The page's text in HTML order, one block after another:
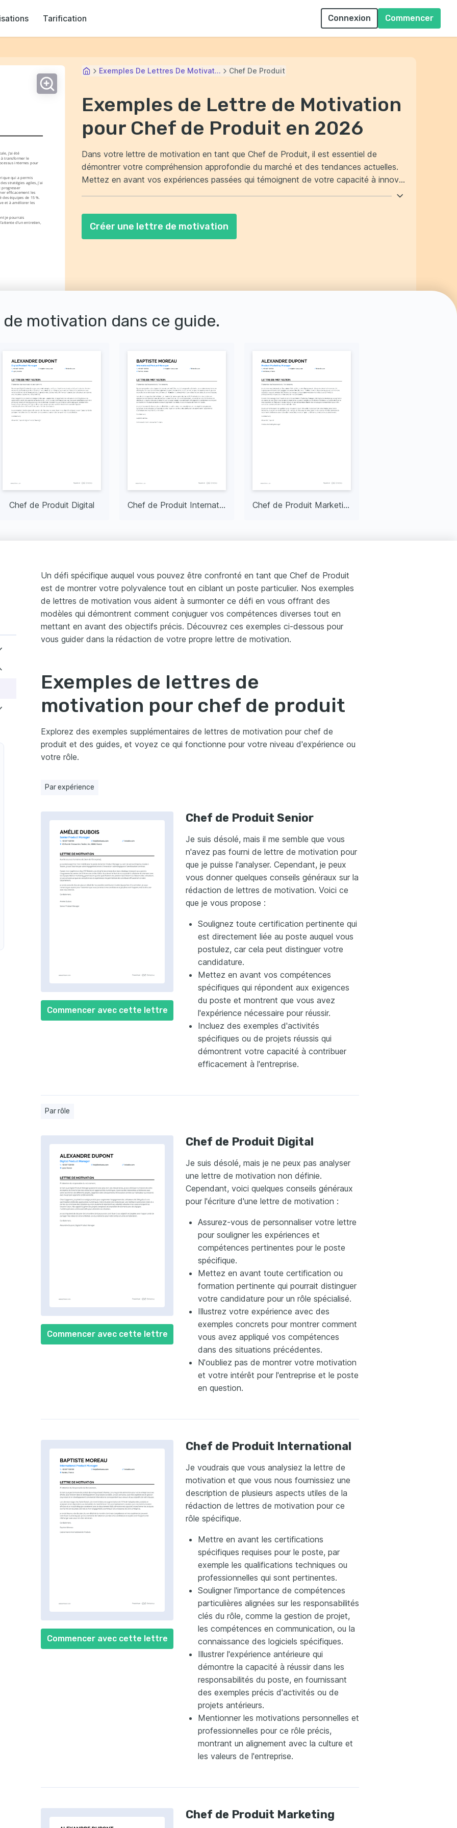
Tarification Connexion Commencer
j’ai été
transformer le
internes pour
qui a permis
stratégies agiles, j'ai
progresser
efficacement les
équipes de 15 %.
et à améliorer les
je pourrais
d'un entretien,
Exemples De Lettres De Motivat... Chef De Produit
Exemples de Lettre de Motivation
pour Chef de Produit en 2026
Dans votre lettre de motivation en tant que Chef de Produit, il est essentiel de
démontrer votre compréhension approfondie du marché et des tendances actuelles.
Mettez en avant vos expériences passées qui témoignent de votre capacité à innover
refléter votre passion pour le rôle et comment vous pouvez apporter une valeur
ajoutée à l'entreprise.
Créer une lettre de motivation
motivation dans ce guide.
Chef de Produit Digital Chef de Produit International Chef de Produit Marketing
Un défi spécifique auquel vous pouvez être confronté en tant que Chef de Produit
est de montrer votre polyvalence tout en ciblant un poste particulier. Nos exemples
de lettres de motivation vous aident à surmonter ce défi en vous offrant des
modèles qui démontrent comment conjuguer vos compétences diverses tout en
mettant en avant des objectifs précis. Découvrez ces exemples ci-dessous pour
vous guider dans la rédaction de votre propre lettre de motivation.
Exemples de lettres de
motivation pour chef de produit
Explorez des exemples supplémentaires de lettres de motivation pour chef de
produit et des guides, et voyez ce qui fonctionne pour votre niveau d'expérience ou
votre rôle.
Par expérience
Commencer avec cette lettre
Chef de Produit Senior
Je suis désolé, mais il me semble que vous
n'avez pas fourni de lettre de motivation pour
que je puisse l'analyser. Cependant, je peux
vous donner quelques conseils généraux sur la
rédaction de lettres de motivation. Voici ce
que je vous propose :
Soulignez toute certification pertinente qui
est directement liée au poste auquel vous
postulez, car cela peut distinguer votre
candidature.
Mettez en avant vos compétences
spécifiques qui répondent aux exigences
du poste et montrent que vous avez
l'expérience nécessaire pour réussir.
Incluez des exemples d'activités
spécifiques ou de projets réussis qui
démontrent votre capacité à contribuer
efficacement à l'entreprise.
Par rôle
Commencer avec cette lettre
Chef de Produit Digital
Je suis désolé, mais je ne peux pas analyser
une lettre de motivation non définie.
Cependant, voici quelques conseils généraux
pour l'écriture d'une lettre de motivation :
Assurez-vous de personnaliser votre lettre
pour souligner les expériences et
compétences pertinentes pour le poste
spécifique.
Mettez en avant toute certification ou
formation pertinente qui pourrait distinguer
votre candidature pour un rôle spécialisé.
Illustrez votre expérience avec des
exemples concrets pour montrer comment
vous avez appliqué vos compétences
dans des situations précédentes.
N'oubliez pas de montrer votre motivation
et votre intérêt pour l'entreprise et le poste
en question.
Commencer avec cette lettre
Chef de Produit International
Je voudrais que vous analysiez la lettre de
motivation et que vous nous fournissiez une
description de plusieurs aspects utiles de la
rédaction de lettres de motivation pour ce
rôle spécifique.
Mettre en avant les certifications
spécifiques requises pour le poste, par
exemple les qualifications techniques ou
professionnelles qui sont pertinentes.
Souligner l'importance de compétences
particulières alignées sur les responsabilités
clés du rôle, comme la gestion de projet,
les compétences en communication, ou la
connaissance des logiciels spécifiques.
Illustrer l'expérience antérieure qui
démontre la capacité à réussir dans les
responsabilités du poste, en fournissant
des exemples précis d'activités ou de
projets antérieurs.
Mentionner les motivations personnelles et
professionnelles pour ce rôle précis,
montrant un alignement avec la culture et
les valeurs de l'entreprise.
Chef de Produit Marketing